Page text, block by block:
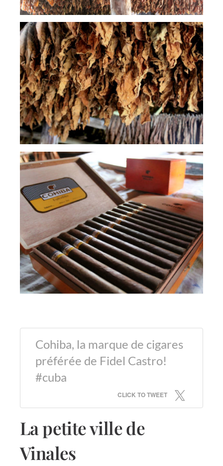
Cohiba, la marque de cigares
préférée de Fidel Castro!
#cuba
CLICK TO TWEET
La petite ville de
Vinales